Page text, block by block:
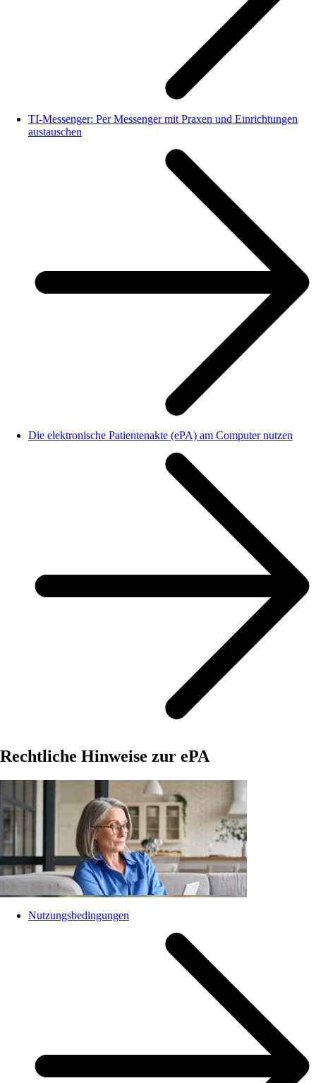
TI-Messenger: Per Messenger mit Praxen und Einrichtungen
austauschen
Die elektronische Patientenakte (ePA) am Computer nutzen
Rechtliche Hinweise zur ePA
Nutzungsbedingungen